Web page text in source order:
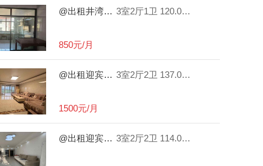
@出租井湾五小旁，精装三房出租，陪读方便。 3室2厅1卫 120.00㎡
850元/月
@出租迎宾路中学旁精装电梯三房，进出生活便利，家具家电都有。 3室2厅2卫 137.00㎡
1500元/月
@出租迎宾六小旁，精装电梯三房，家具家电 3室2厅2卫 114.00㎡